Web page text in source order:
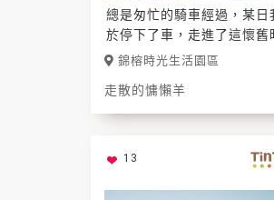
總是匆忙的騎車經過，某日
於停下了車，走進了這懷舊
的木造建築，在市中心裡原
錦榕時光生活園區
走散的慵懶羊
13